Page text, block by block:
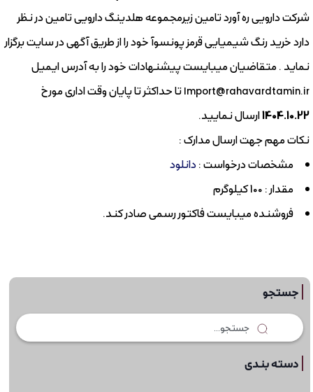
شرکت دارویی ره آورد تامین زیرمجموعه هلدینگ دارویی تامین در نظر
دارد خرید رنگ شیمیایی قرمز پونسوآ خود را از طریق آگهی در سایت برگزار
نماید . متقاضیان میبایست پیشنهادات خود را به آدرس ایمیل
Import@rahavardtamin.ir تا حداکثر تا پایان وقت اداری مورخ
1404.10.22ارسال نمایید.
نکات مهم جهت ارسال مدارک :
مشخصات درخواست : دانلود
مقدار : 100 کیلوگرم
فروشنده میبایست فاکتور رسمی صادر کند.
جستجو
دسته بندی